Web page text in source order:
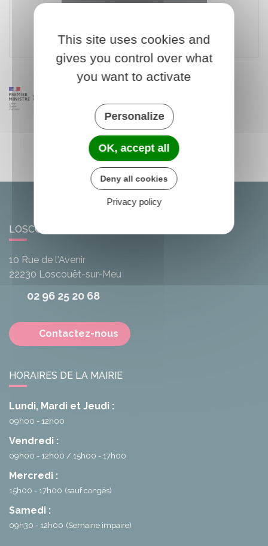
Ministère chargé de l'urbanisme
LOSCOUËT-SUR-MEU
10 Rue de l'Avenir
22230 Loscouët-sur-Meu
02 96 25 20 68
Contactez-nous
HORAIRES DE LA MAIRIE
Lundi, Mardi et Jeudi :
09h00 - 12h00
Vendredi :
09h00 - 12h00 15h00 - 17h00
Mercredi :
15h00 - 17h00 (sauf congés)
Samedi :
09h30 - 12h00 (Semaine impaire)
This site uses cookies and
gives you control over what
you want to activate
Personalize
OK, accept all
Deny all cookies
Privacy policy